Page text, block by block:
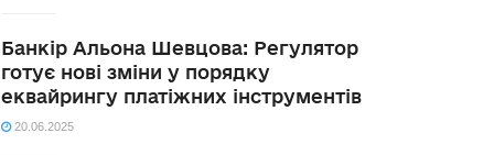
Банкір Альона Шевцова: Регулятор
готує нові зміни у порядку
еквайрингу платіжних інструментів
20.06.2025